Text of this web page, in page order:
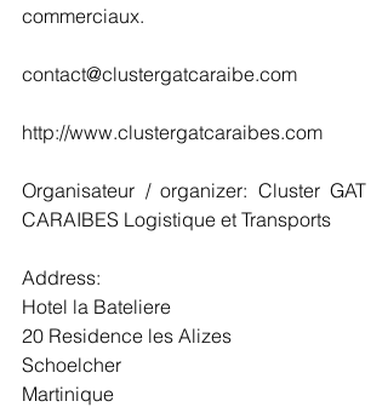
commerciaux.
contact@clustergatcaraibe.com
http://www.clustergatcaraibes.com
Organisateur / organizer: Cluster GAT
CARAIBES Logistique et Transports
Address:
Hotel la Bateliere
20 Residence les Alizes
Schoelcher
Martinique